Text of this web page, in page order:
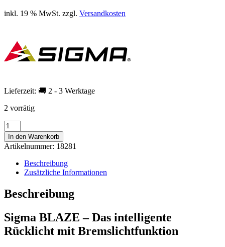
war:
ist:
inkl. 19 % MwSt. zzgl. Versandkosten
Lieferzeit: 🚚 2 - 3 Werktage
2 vorrätig
SIGMA
Blaze
Rücklicht
Menge
In den Warenkorb
Artikelnummer: 18281
Beschreibung
Zusätzliche Informationen
Beschreibung
Sigma BLAZE – Das intelligente
Rücklicht mit Bremslichtfunktion